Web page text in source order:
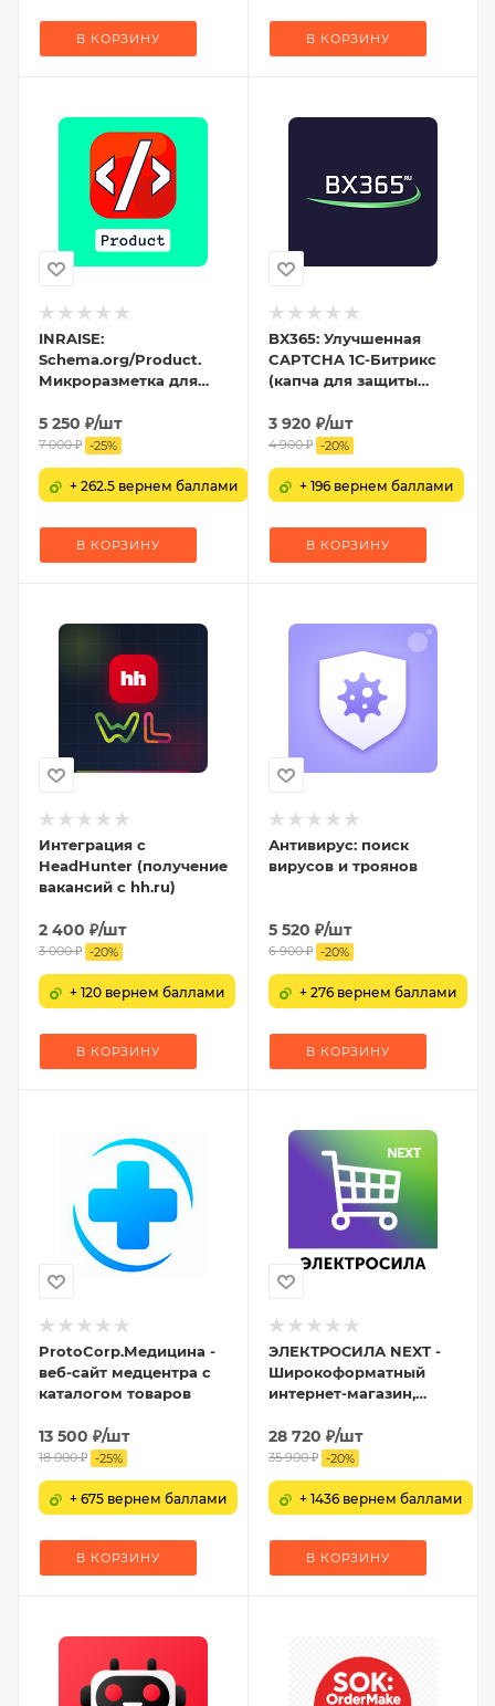
В КОРЗИНУ В КОРЗИНУ
INRAISE:
Schema.org/Product.
Микроразметка для
AggregateOffer,
OfferCatalog
5 250 ₽/шт
7 000₽ -25%
+ 262.5 вернем баллами
В КОРЗИНУ
BX365: Улучшенная
CAPTCHA 1С-Битрикс
(капча для защиты
3 920 ₽/шт
4 900₽ -20%
+ 196 вернем баллами
В КОРЗИНУ
Интеграция с
HeadHunter (получение
вакансий с hh.ru)
2 400 ₽/шт
3 000₽ -20%
+ 120 вернем баллами
В КОРЗИНУ
Антивирус: поиск
вирусов и троянов
5 520 ₽/шт
6 900₽ -20%
+ 276 вернем баллами
В КОРЗИНУ
ProtoCorp.Медицина -
веб-сайт медцентра с
каталогом товаров
13 500 ₽/шт
18 000₽ -25%
+ 675 вернем баллами
В КОРЗИНУ
ЭЛЕКТРОСИЛА NEXT -
Широкоформатный
интернет-магазин,
Агрегатор товаров
28 720 ₽/шт
35 900₽ -20%
+ 1436 вернем баллами
В КОРЗИНУ